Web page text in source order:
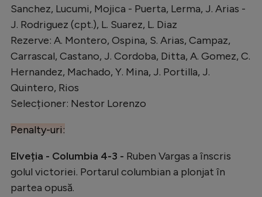
Natație
Formula 1
Gimnastică
Auto
Rugby
JO 2024
Sanchez, Lucumi, Mojica - Puerta, Lerma, J. Arias -
J. Rodriguez (cpt.), L. Suarez, L. Diaz
Rezerve: A. Montero, Ospina, S. Arias, Campaz,
Carrascal, Castano, J. Cordoba, Ditta, A. Gomez, C.
Hernandez, Machado, Y. Mina, J. Portilla, J.
Quintero, Rios
Selecționer: Nestor Lorenzo
Penalty-uri:
Elveția - Columbia 4-3 - Ruben Vargas a înscris
golul victoriei. Portarul columbian a plonjat în
partea opusă.